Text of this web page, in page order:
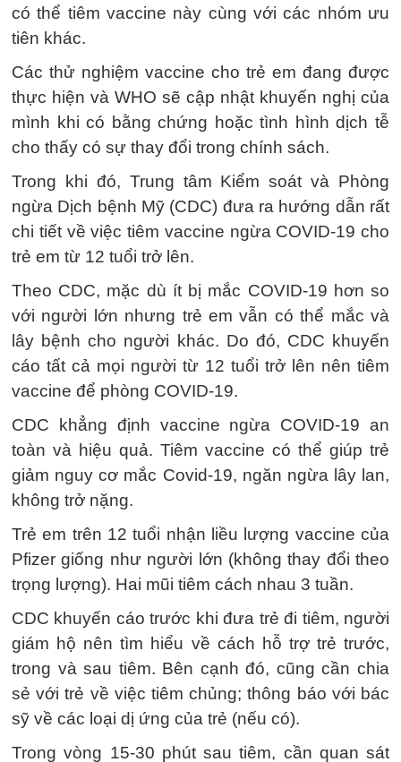
có thể tiêm vaccine này cùng với các nhóm ưu
tiên khác.
Các thử nghiệm vaccine cho trẻ em đang được
thực hiện và WHO sẽ cập nhật khuyến nghị của
mình khi có bằng chứng hoặc tình hình dịch tễ
cho thấy có sự thay đổi trong chính sách.
Trong khi đó, Trung tâm Kiểm soát và Phòng
ngừa Dịch bệnh Mỹ (CDC) đưa ra hướng dẫn rất
chi tiết về việc tiêm vaccine ngừa COVID-19 cho
trẻ em từ 12 tuổi trở lên.
Theo CDC, mặc dù ít bị mắc COVID-19 hơn so
với người lớn nhưng trẻ em vẫn có thể mắc và
lây bệnh cho người khác. Do đó, CDC khuyến
cáo tất cả mọi người từ 12 tuổi trở lên nên tiêm
vaccine để phòng COVID-19.
CDC khẳng định vaccine ngừa COVID-19 an
toàn và hiệu quả. Tiêm vaccine có thể giúp trẻ
giảm nguy cơ mắc Covid-19, ngăn ngừa lây lan,
không trở nặng.
Trẻ em trên 12 tuổi nhận liều lượng vaccine của
Pfizer giống như người lớn (không thay đổi theo
trọng lượng). Hai mũi tiêm cách nhau 3 tuần.
CDC khuyến cáo trước khi đưa trẻ đi tiêm, người
giám hộ nên tìm hiểu về cách hỗ trợ trẻ trước,
trong và sau tiêm. Bên cạnh đó, cũng cần chia
sẻ với trẻ về việc tiêm chủng; thông báo với bác
sỹ về các loại dị ứng của trẻ (nếu có).
Trong vòng 15-30 phút sau tiêm, cần quan sát